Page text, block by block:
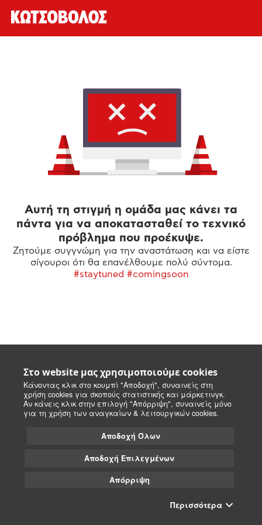
Στο website μας χρησιμοποιούμε cookies
Κάνοντας κλικ στο κουμπί "Αποδοχή", συναινείς στη
χρήση cookies για σκοπούς στατιστικής και μάρκετινγκ.
Αν κάνεις κλικ στην επιλογή "Απόρριψη", συναινείς μόνο
για τη χρήση των αναγκαίων & λειτουργικών cookies.
Αποδοχή Όλων
Αποδοχή Επιλεγμένων
Απόρριψη
Περισσότερα
Αυτή τη στιγμή η ομάδα μας κάνει τα
πάντα για να αποκατασταθεί το τεχνικό
πρόβλημα που προέκυψε.
Ζητούμε συγγνώμη για την αναστάτωση και να είστε
σίγουροι ότι θα επανέλθουμε πολύ σύντομα.
#staytuned #comingsoon